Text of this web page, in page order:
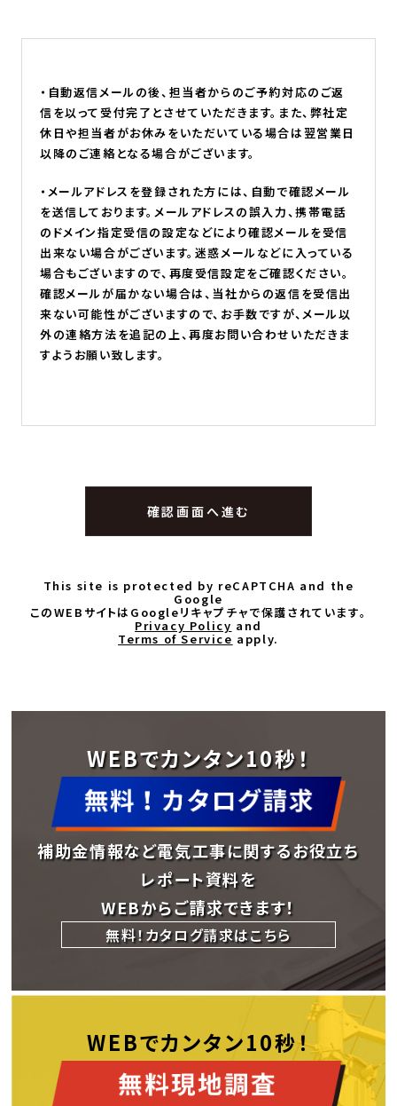
・自動返信メールの後、担当者からのご予約対応のご返
信を以って受付完了とさせていただきます。また、弊社定
休日や担当者がお休みをいただいている場合は翌営業日
以降のご連絡となる場合がございます。
・メールアドレスを登録された方には、自動で確認メール
を送信しております。メールアドレスの誤入力、携帯電話
のドメイン指定受信の設定などにより確認メールを受信
出来ない場合がございます。迷惑メールなどに入っている
場合もございますので、再度受信設定をご確認ください。
確認メールが届かない場合は、当社からの返信を受信出
来ない可能性がございますので、お手数ですが、メール以
外の連絡方法を追記の上、再度お問い合わせいただきま
すようお願い致します。
This site is protected by reCAPTCHA and the
Google
このWEBサイトはGoogleリキャプチャで保護されています。
Privacy Policy and
Terms of Service apply.
WEBでカンタン10秒！
補助金情報など電気工事に関するお役立ち
レポート資料を
WEBからご請求できます！
無料！カタログ請求はこちら
WEBでカンタン10秒！